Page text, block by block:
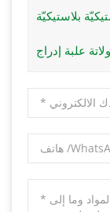
بلاستيكيّة
علبة إدراج